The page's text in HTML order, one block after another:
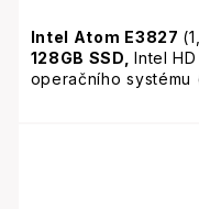
Intel Atom E3827
128GB SSD,Intel
operačního